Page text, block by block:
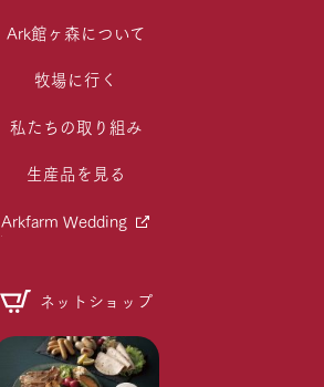
Ark館ヶ森について
牧場に行く
私たちの取り組み
生産品を見る
Arkfarm Wedding
ネットショップ